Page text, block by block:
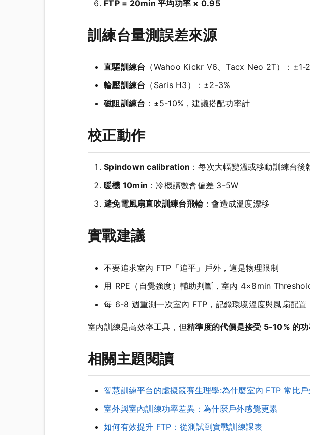
FTP = 20min 平均功率 × 0.95
訓練台量測誤差來源
直驅訓練台 （Wahoo Kickr V6、Tacx Neo 2T）：±1-
輪壓訓練台 （Saris H3）：±2-3%
磁阻訓練台 ：±5-10%，建議搭配功率計
校正動作
Spindown calibration ：每次大幅變溫或移動訓練台後
暖機 10min ：冷機讀數會偏差 3-5W
避免電風扇直吹訓練台飛輪：會造成溫度漂移
實戰建議
不要追求室內 FTP「追平」戶外，這是物理限制
用 RPE（自覺強度）輔助判斷，室內 4×8min
每 6-8 週重測一次室內 FTP，記錄環境溫度與風扇配置
室內訓練是高效率工具，但精準度的代價是接受 5-10% 的
相關主題閱讀
智慧訓練平台的虛擬競賽生理學:為什麼室內 FTP 常比戶
室外與室內訓練功率差異：為什麼戶外感覺更累
如何有效提升 FTP：從測試到實戰訓練課表